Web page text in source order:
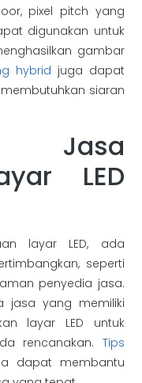
pixel pitch yang
digunakan untuk
gambar
hybrid juga dapat
siaran
LED
layar LED, ada
seperti
penyedia jasa.
jasa yang memiliki
layar LED untuk
rencanakan. Tips
dapat membantu